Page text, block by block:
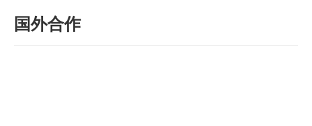
国外合作